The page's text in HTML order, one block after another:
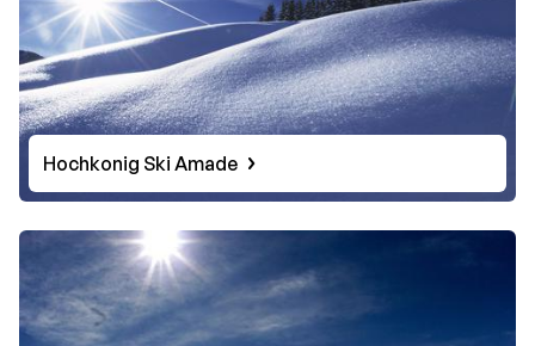
Hochkonig Ski Amade